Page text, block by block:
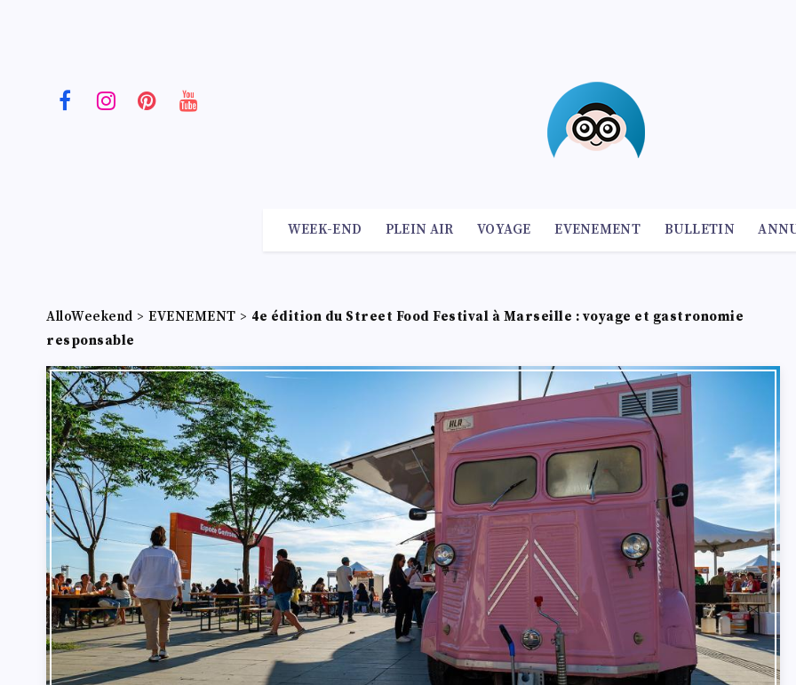
WEEK-END PLEIN AIR VOYAGE EVENEMENT BULLETIN
AlloWeekend > EVENEMENT > 4e édition du Street Food Festival à Marseille : voyage et gastronomie
responsable